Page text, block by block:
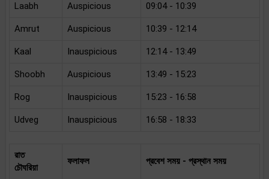
Laabh Auspicious 09:04 - 10:39
Amrut Auspicious 10:39 - 12:14
Kaal Inauspicious 12:14 - 13:49
Shoobh Auspicious 13:49 - 15:23
Rog Inauspicious 15:23 - 16:58
Udveg Inauspicious 16:58 - 18:33
রাত
চৌঘরিয়া
ফলাফল প্রবেশ সময় - প্রস্থান সময়